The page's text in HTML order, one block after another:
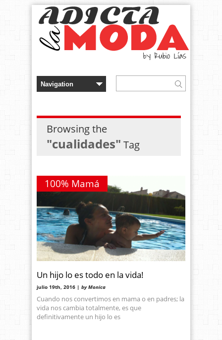
Browsing the
"cualidades" Tag
100% Mamá
Un hijo lo es todo en la vida!
julio 19th, 2016 | by Monica
Cuando nos convertimos en mama o en padres; la
vida nos cambia totalmente, es que
definitivamente un hijo lo es